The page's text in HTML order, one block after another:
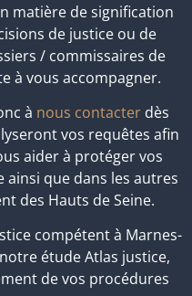
matière de signification
de justice ou de
/ commissaires de
à vous accompagner.
à nous contacter dès
vos requêtes afin
aider à protéger vos
ainsi que dans les autres
des Hauts de Seine.
compétent à Marnes-
étude Atlas justice,
de vos procédures